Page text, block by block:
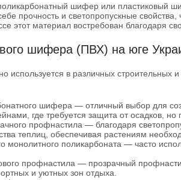
шифер или пластиковый
прочность и светопропускные
этот материал востребован благодаря
шифера (ПВХ) на юге
используется в различных строительных
шифера — отличный выбор для
где требуется защита от осадков, но
профнастила — благодаря
теплиц, обеспечивая растениям
монолитного поликарбоната — часто
профнастила — прозрачный
и уютных зон отдыха.